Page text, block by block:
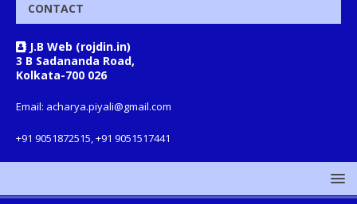
CONTACT
J.B Web (rojdin.in)
3 B Sadananda Road,
Kolkata-700 026
Email: acharya.piyali@gmail.com
+91 9051872515, +91 9051517441